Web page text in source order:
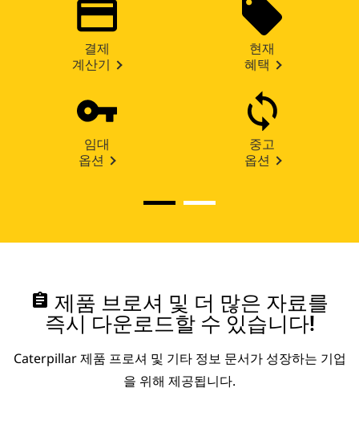
결제
계산기
현재
혜택
임대
옵션
중고
옵션
assignment 제품 브로셔 및 더 많은 자료를
즉시 다운로드할 수 있습니다!
Caterpillar 제품 프로셔 및 기타 정보 문서가 성장하는 기업
을 위해 제공됩니다.